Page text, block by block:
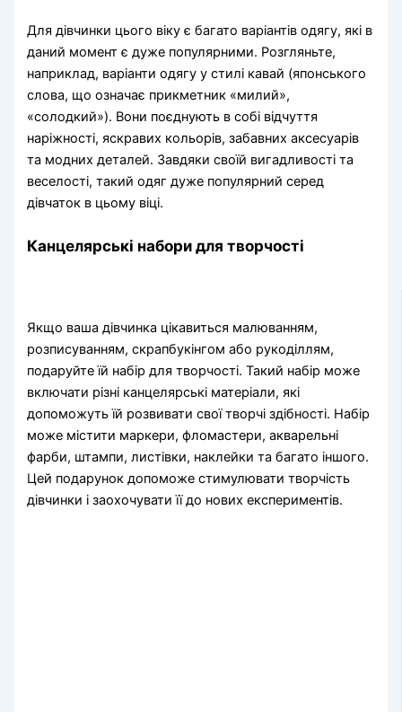
Для дівчинки цього віку є багато варіантів одягу, які в
даний момент є дуже популярними. Розгляньте,
наприклад, варіанти одягу у стилі кавай (японського
слова, що означає прикметник «милий»,
«солодкий»). Вони поєднують в собі відчуття
наріжності, яскравих кольорів, забавних аксесуарів
та модних деталей. Завдяки своїй вигадливості та
веселості, такий одяг дуже популярний серед
дівчаток в цьому віці.
Канцелярські набори для творчості
Якщо ваша дівчинка цікавиться малюванням,
розписуванням, скрапбукінгом або рукоділлям,
подаруйте їй набір для творчості. Такий набір може
включати різні канцелярські матеріали, які
допоможуть їй розвивати свої творчі здібності. Набір
може містити маркери, фломастери, акварельні
фарби, штампи, листівки, наклейки та багато іншого.
Цей подарунок допоможе стимулювати творчість
дівчинки і заохочувати її до нових експериментів.